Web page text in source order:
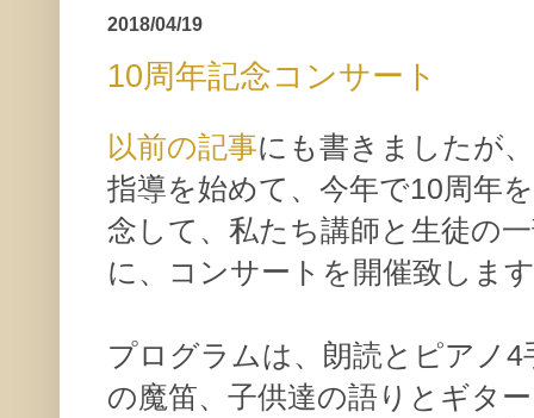
2018/04/19
10周年記念コンサート
以前の記事にも書きましたが
指導を始めて、今年で10周年
念して、私たち講師と生徒の
に、コンサートを開催致しま
プログラムは、朗読とピアノ
の魔笛、子供達の語りとギタ